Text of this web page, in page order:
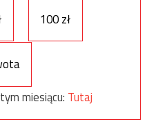
100 zł
miesiącu: Tutaj